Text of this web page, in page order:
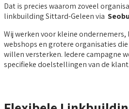
Dat is precies waarom zoveel
linkbuilding Sittard-Geleen via
Wij werken voor kleine
webshops en grotere organisaties
willen versterken. Iedere campagne
specifieke doelstellingen van de klant.